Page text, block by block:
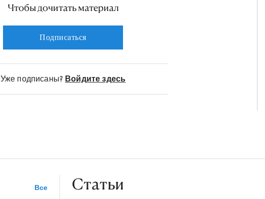
Чтобы дочитать материал
Подписаться
Уже подписаны? Войдите здесь
Все Статьи